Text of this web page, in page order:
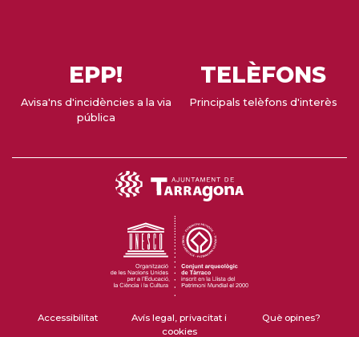
EPP!
Avisa'ns d'incidències a la via
pública
TELÈFONS
Principals telèfons d'interès
Accessibilitat
Avís legal, privacitat i
cookies
Què opines?